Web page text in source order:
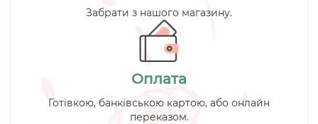
Забрати з нашого магазину.
Оплата
Готівкою, банківською картою, або онлайн
переказом.